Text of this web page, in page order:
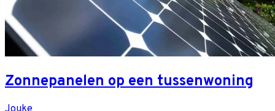
Zonnepanelen op een tussenwoning